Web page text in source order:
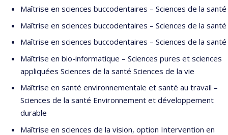
Maîtrise en sciences buccodentaires – Sciences de la santé
Maîtrise en sciences buccodentaires – Sciences de la santé
Maîtrise en sciences buccodentaires – Sciences de la santé
Maîtrise en bio-informatique – Sciences pures et sciences
appliquées Sciences de la santé Sciences de la vie
Maîtrise en santé environnementale et santé au travail –
Sciences de la santé Environnement et développement
durable
Maîtrise en sciences de la vision, option Intervention en